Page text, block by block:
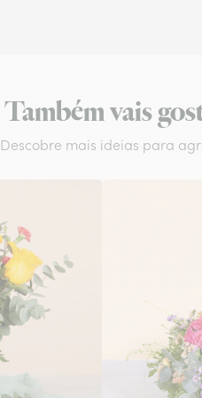
Também vais
Descobre mais ideias para